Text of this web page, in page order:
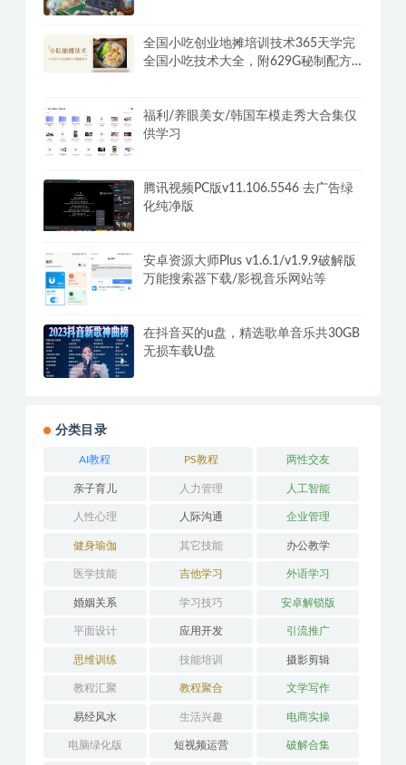
全国小吃创业地摊培训技术365天学完
全国小吃技术大全，附629G秘制配方
福利/养眼美女/韩国车模走秀大合集仅
供学习
腾讯视频PC版v11.106.5546 去广告绿
化纯净版
安卓资源大师Plus v1.6.1/v1.9.9破解版
万能搜索器下载/影视音乐网站等
在抖音买的u盘，精选歌单音乐共30GB
无损车载U盘
分类目录
AI教程 PS教程 两性交友
亲子育儿 人力管理 人工智能
人性心理 人际沟通 企业管理
健身瑜伽 其它技能 办公教学
医学技能 吉他学习 外语学习
婚姻关系 学习技巧 安卓解锁版
平面设计 应用开发 引流推广
思维训练 技能培训 摄影剪辑
教程汇聚 教程聚合 文学写作
易经风水 生活兴趣 电商实操
电脑绿化版 短视频运营 破解合集